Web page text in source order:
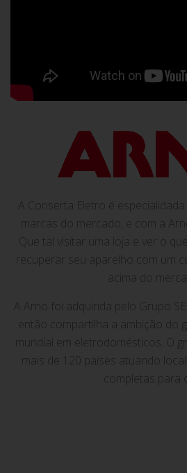
A Conserta Eletro é especialidada
marcas do mercado, e com a
Que tal visitar uma loja e ver o
recuperar seu aparelho com um
acima do
A Arno foi adquirida pelo Grupo
então compartilha a ambição do
mundial em eletrodomésticos. O
mais de 120 países atuando
completas para